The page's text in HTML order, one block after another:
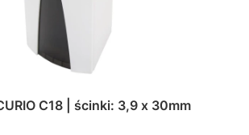
C18 | ścinki: 3,9 x 30mm